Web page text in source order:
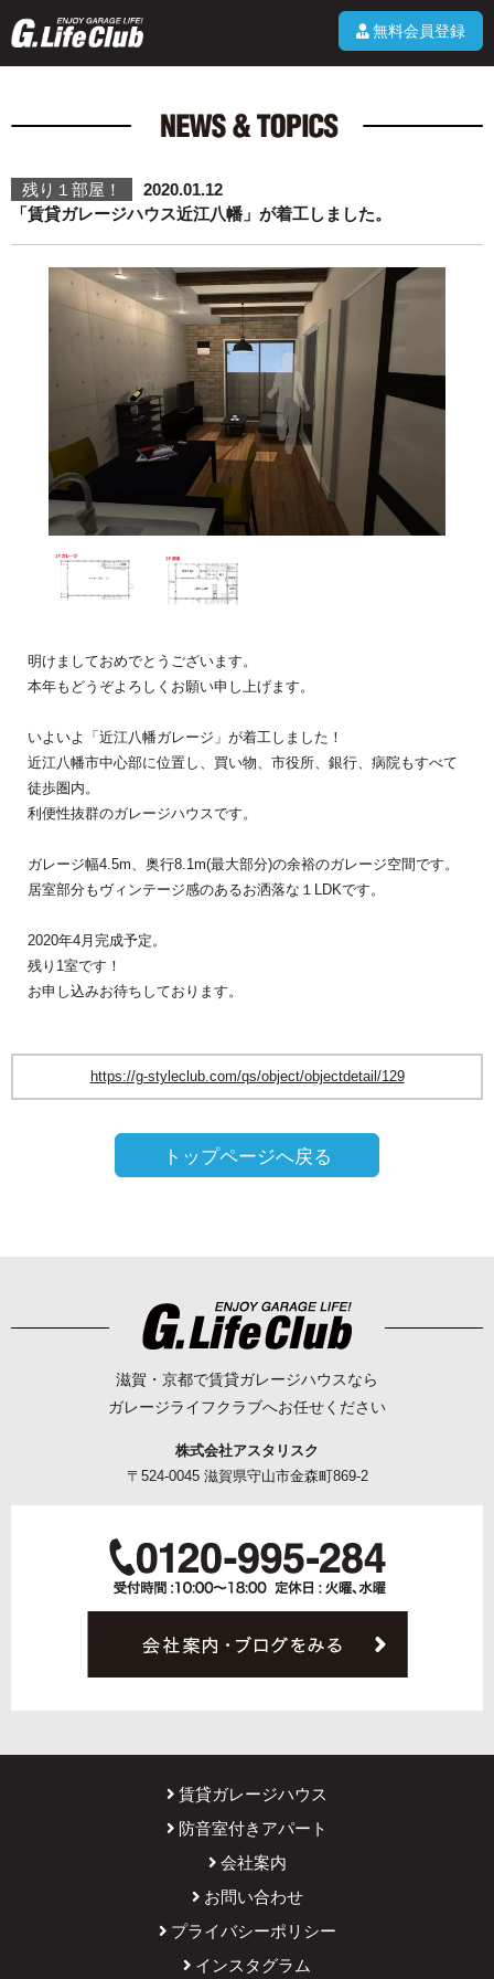
無料会員登録
残り１部屋！
2020.01.12
「賃貸ガレージハウス近江八幡」が着工しました。
明けましておめでとうございます。
本年もどうぞよろしくお願い申し上げます。
いよいよ「近江八幡ガレージ」が着工しました！
近江八幡市中心部に位置し、買い物、市役所、銀行、病院もすべて
徒歩圏内。
利便性抜群のガレージハウスです。
ガレージ幅4.5m、奥行8.1m(最大部分)の余裕のガレージ空間です。
居室部分もヴィンテージ感のあるお洒落な１LDKです。
2020年4月完成予定。
残り1室です！
お申し込みお待ちしております。
https://g-styleclub.com/qs/object/objectdetail/129
トップページへ戻る
滋賀・京都で賃貸ガレージハウスなら
ガレージライフクラブへお任せください
株式会社アスタリスク
〒524-0045 滋賀県守山市金森町869-2
賃貸ガレージハウス
防音室付きアパート
会社案内
お問い合わせ
プライバシーポリシー
インスタグラム